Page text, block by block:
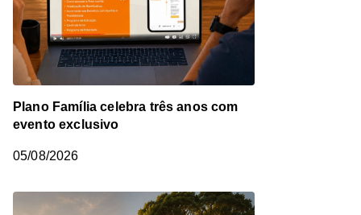
Plano Família celebra três anos com
evento exclusivo
05/08/2026